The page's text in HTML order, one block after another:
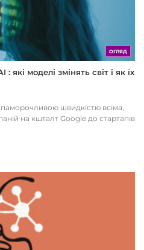
ОГЛЯД
моделі змінять світ і як їх
швидкістю всіма,
на кшталт Google до стартапів